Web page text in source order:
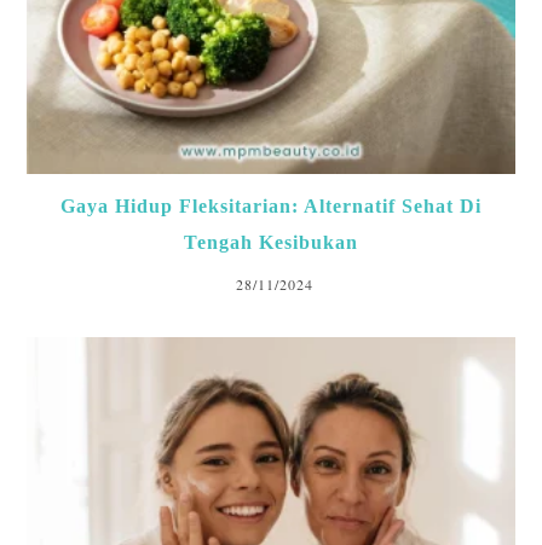
Gaya Hidup Fleksitarian: Alternatif Sehat Di
Tengah Kesibukan
28/11/2024